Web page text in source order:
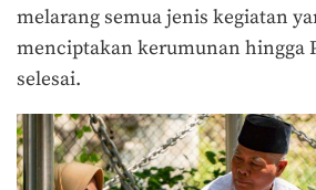
melarang semua jenis kegiatan
menciptakan kerumunan hingga
selesai.